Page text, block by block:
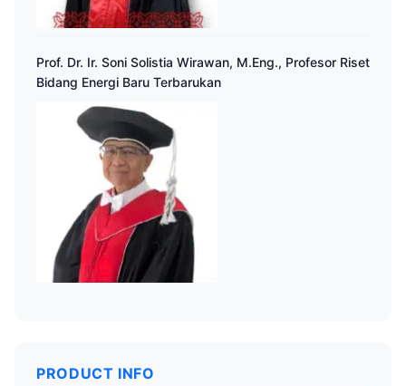
Prof. Dr. Ir. Soni Solistia Wirawan, M.Eng., Profesor Riset
Bidang Energi Baru Terbarukan
PRODUCT INFO